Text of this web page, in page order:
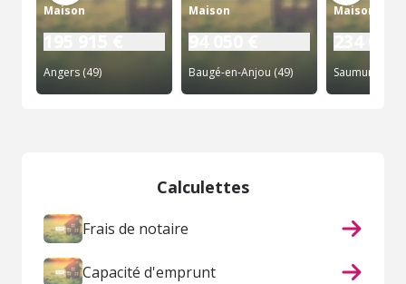
Maison
Angers (49)
Maison
Baugé-en-Anjou (49)
Maison
Saumur (49)
Calculettes
Frais de notaire
Capacité d'emprunt